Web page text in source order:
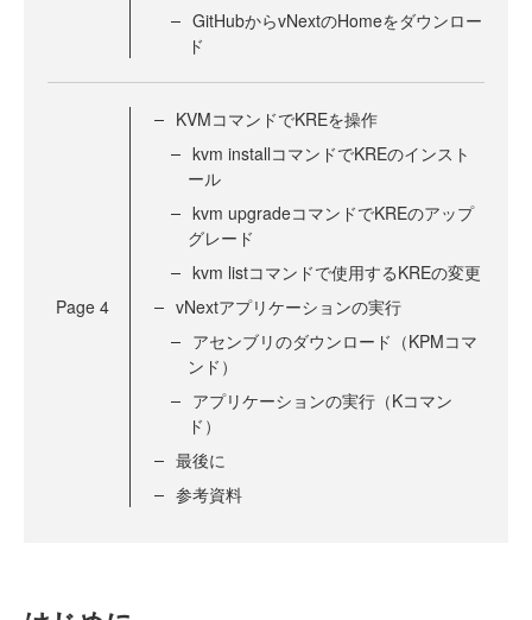
GitHubからvNextのHomeをダウンロー
ド
Page 4
KVMコマンドでKREを操作
kvm installコマンドでKREのインスト
ール
kvm upgradeコマンドでKREのアップ
グレード
kvm listコマンドで使用するKREの変更
vNextアプリケーションの実行
アセンブリのダウンロード（KPMコマ
ンド）
アプリケーションの実行（Kコマン
ド）
最後に
参考資料